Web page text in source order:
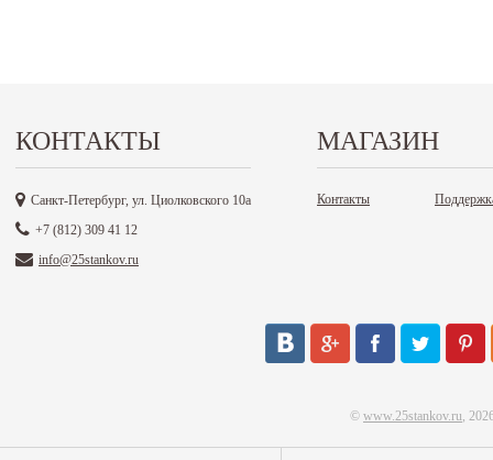
КОНТАКТЫ
Санкт-Петербург, ул. Циолковского 10а
+7 (812) 309 41 12
info@25stankov.ru
МАГАЗИН
Контакты
© www.25stankov.ru,